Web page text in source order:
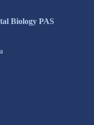
Biology PAS